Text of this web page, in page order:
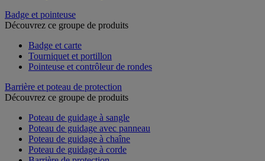
Badge et pointeuse
Découvrez ce groupe de produits
Badge et carte
Tourniquet et portillon
Pointeuse et contrôleur de rondes
Barrière et poteau de protection
Découvrez ce groupe de produits
Poteau de guidage à sangle
Poteau de guidage avec panneau
Poteau de guidage à chaîne
Poteau de guidage à corde